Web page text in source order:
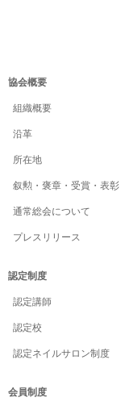
協会概要
組織概要
沿革
所在地
叙勲・褒章・受賞・表彰
通常総会について
プレスリリース
認定制度
認定講師
認定校
認定ネイルサロン制度
会員制度